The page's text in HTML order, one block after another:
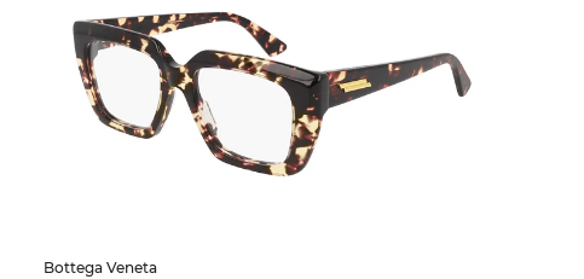
Bottega Veneta